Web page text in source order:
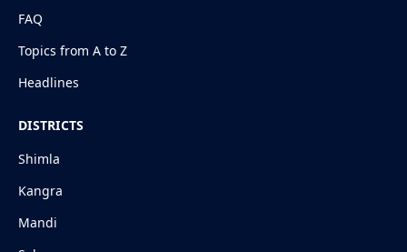
FAQ
Topics from A to Z
Headlines
DISTRICTS
Shimla
Kangra
Mandi